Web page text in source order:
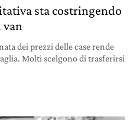
sta costringendo
van
dei prezzi delle case rende
Molti scelgono di trasferirsi